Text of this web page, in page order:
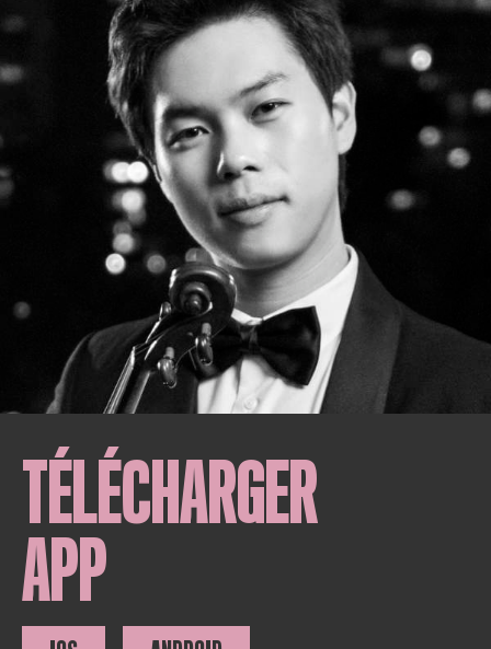
TÉLÉCHARGER
APP